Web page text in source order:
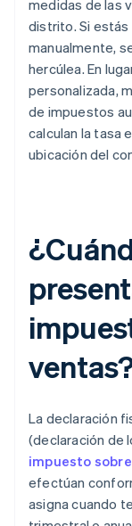
medidas de las
distrito. Si
manualmente,
hercúlea. En
personalizada,
de impuestos
calculan la tasa
ubicación del
La declaración
(declaración de
impuesto
efectúan
asigna cuando